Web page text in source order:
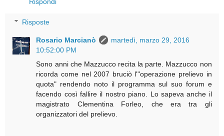
Risposte
Rosario Marcianò
martedì, marzo 29, 2016
10:52:00 PM
Sono anni che Mazzucco recita la parte. Mazzucco non
ricorda come nel 2007 bruciò l'"operazione prelievo in
quota" rendendo noto il programma sul suo forum e
facendo così fallire il nostro piano. Lo sapeva anche il
magistrato Clementina Forleo, che era tra gli
organizzatori del prelievo.